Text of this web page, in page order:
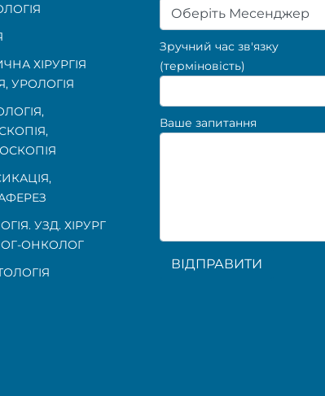
ХІРУРГІЯ
УРОЛОГІЯ
,
,
УЗД. ХІРУРГ
ОНКОЛОГ
Оберіть Месенджер
Зручний час зв'язку
(терміновість)
Ваше запитання
ВІДПРАВИТИ